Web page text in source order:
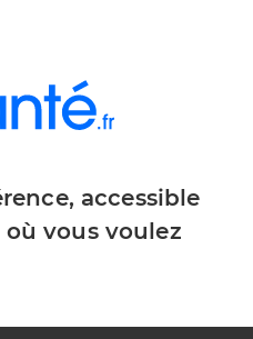
accessible
vous voulez